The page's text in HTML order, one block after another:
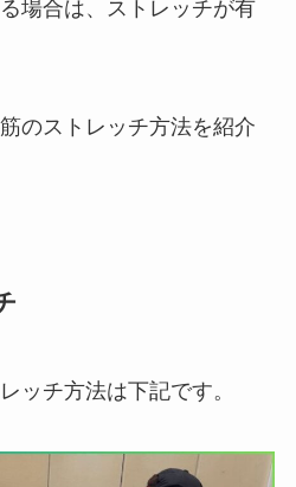
場合は、ストレッチが有
のストレッチ方法を紹介
ッチ方法は下記です。